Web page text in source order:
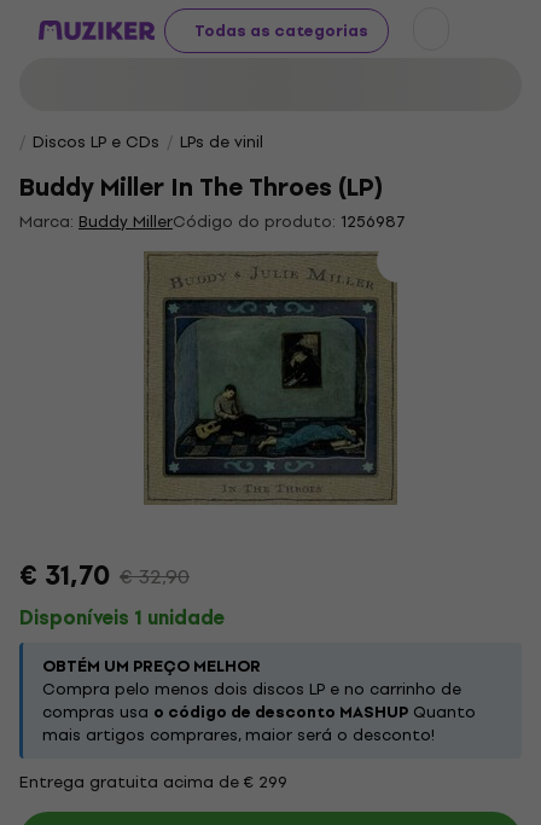
Todas as categorias
Discos LP e CDs LPs de vinil
Buddy Miller In The Throes (LP)
Marca: Buddy MillerCódigo do produto: 1256987
€ 31,70 € 32,90
Disponíveis 1 unidade
OBTÉM UM PREÇO MELHOR
Compra pelo menos dois discos LP e no carrinho de
compras usa o código de desconto MASHUP Quanto
mais artigos comprares, maior será o desconto!
Entrega gratuita acima de € 299